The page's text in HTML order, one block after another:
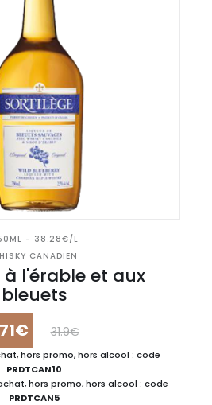
- 38.28€/L
CANADIEN
à l'érable et aux
bleuets
31.9€
hors promo, hors alcool : code
PRDTCAN10
hors promo, hors alcool : code
PRDTCAN5